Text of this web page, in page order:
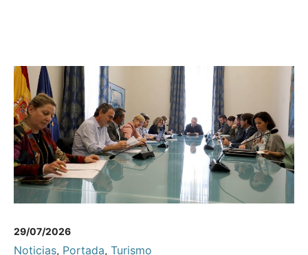
29/07/2026
Noticias, Portada, Turismo